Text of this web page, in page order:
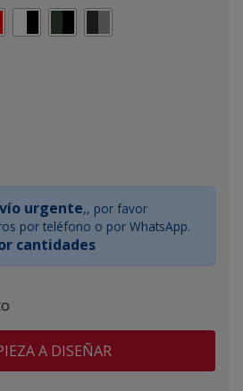
urgente,, por favor
por teléfono o por WhatsApp.
cantidades
A DISEÑAR